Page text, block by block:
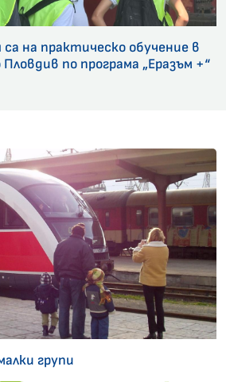
на практическо обучение в
по програма „Еразъм +“
групи